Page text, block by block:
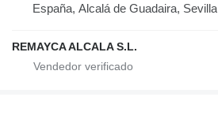
España, Alcalá de Guadaira, Sevilla
REMAYCA ALCALA S.L.